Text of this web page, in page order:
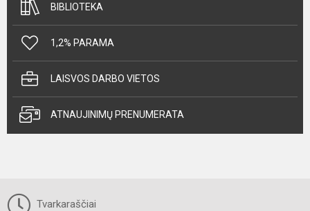
BIBLIOTEKA
1,2% PARAMA
LAISVOS DARBO VIETOS
ATNAUJINIMŲ PRENUMERATA
Tvarkaraščiai